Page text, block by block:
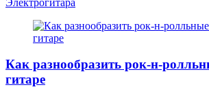
Как разнообразить рок-н-
гитаре